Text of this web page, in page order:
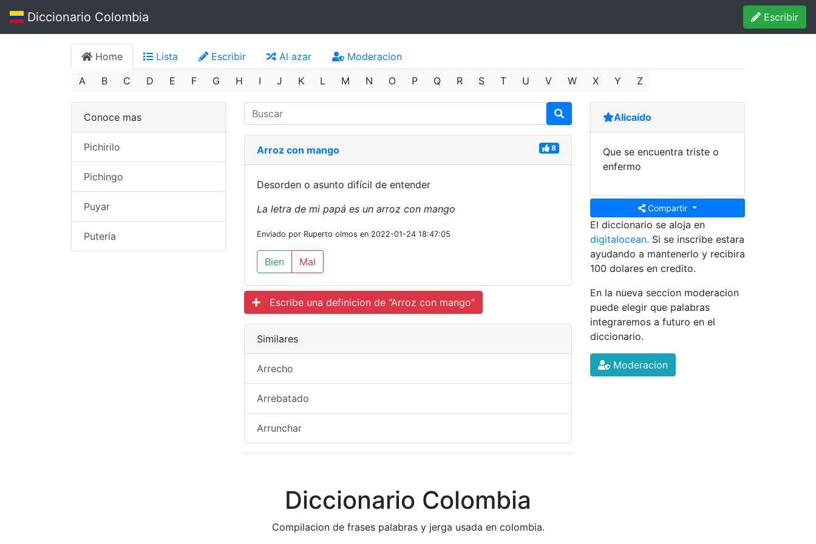
Diccionario Colombia Escribir
Home Lista Escribir Al azar
Moderacion
A
B C D E F G H I J K L M N O P Q R S T U V W X Y Z
Arroz con mango 8
Desorden o asunto difícil de entender
La letra de mi papá es un arroz con mango
Enviado por Ruperto olmos en 2022-01-24 18:47:05
Bien Mal
Escribe una definicion de “Arroz con mango”
Similares
Arrecho
Arrebatado
Arrunchar
Conoce mas
Pichirilo
Pichingo
Puyar
Putería
Alicaído
Que se encuentra triste o
enfermo
Compartir
El diccionario se aloja en
digitalocean. Si se inscribe estara
ayudando a mantenerlo y recibira
100 dolares en credito.
En la nueva seccion moderacion
puede elegir que palabras
integraremos a futuro en el
diccionario.
Moderacion
Diccionario Colombia
Compilacion de frases palabras y jerga usada en colombia.